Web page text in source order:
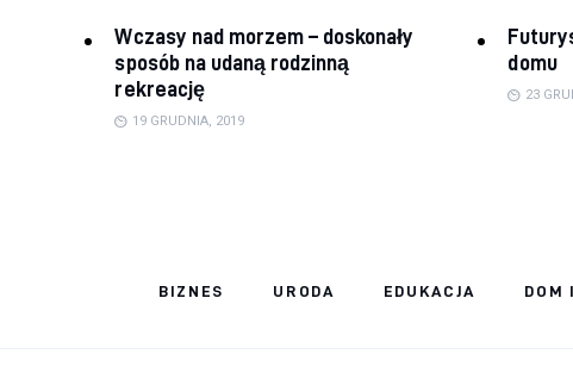
Wczasy nad morzem – doskonały
sposób na udaną rodzinną
rekreację
19 GRUDNIA, 2019
domu
23
BIZNES URODA EDUKACJA DOM